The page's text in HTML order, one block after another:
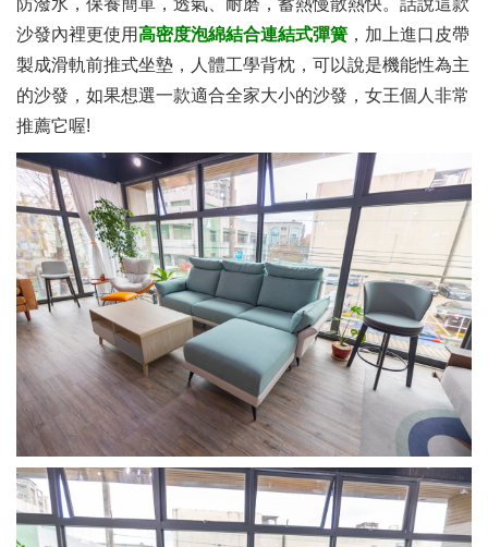
防潑水，保養簡單，透氣、耐磨，蓄熱慢散熱快。話說這款
沙發內裡更使用 高密度泡綿結合連結式彈簧 ，加上進口皮帶
製成滑軌前推式坐墊，人體工學背枕，可以說是機能性為主
的沙發，如果想選一款適合全家大小的沙發，女王個人非常
推薦它喔!